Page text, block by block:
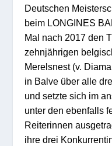
Deutschen
beim LONGINES
Mal nach 2017 den
zehnjährigen
Merelsnest (v.
in Balve über alle
und setzte sich im
unter den ebenfalls
Reiterinnen
ihre drei